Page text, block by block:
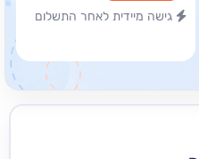
לאחר התשלום